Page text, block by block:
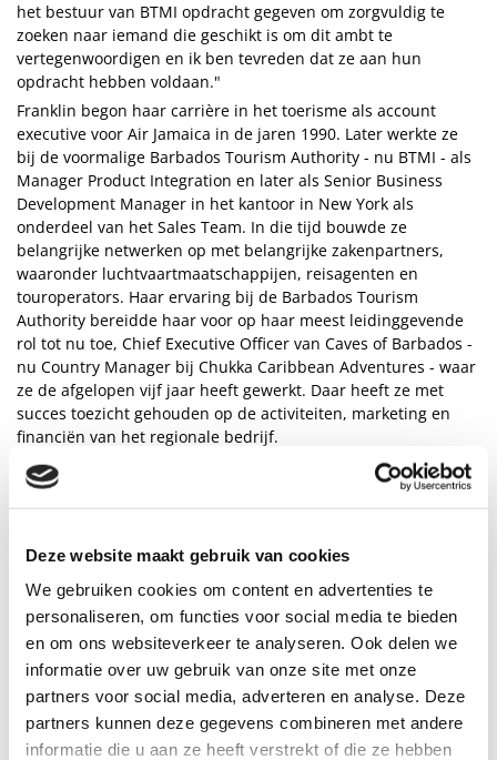
Deze website maakt gebruik van cookies
We gebruiken cookies om content en advertenties te
personaliseren, om functies voor social media te bieden
en om ons websiteverkeer te analyseren. Ook delen we
informatie over uw gebruik van onze site met onze
partners voor social media, adverteren en analyse. Deze
partners kunnen deze gegevens combineren met andere
informatie die u aan ze heeft verstrekt of die ze hebben
het bestuur van BTMI opdracht gegeven om zorgvuldig te
zoeken naar iemand die geschikt is om dit ambt te
vertegenwoordigen en ik ben tevreden dat ze aan hun
opdracht hebben voldaan."
Franklin begon haar carrière in het toerisme als account
executive voor Air Jamaica in de jaren 1990. Later werkte ze
bij de voormalige Barbados Tourism Authority - nu BTMI - als
Manager Product Integration en later als Senior Business
Development Manager in het kantoor in New York als
onderdeel van het Sales Team. In die tijd bouwde ze
belangrijke netwerken op met belangrijke zakenpartners,
waaronder luchtvaartmaatschappijen, reisagenten en
touroperators. Haar ervaring bij de Barbados Tourism
Authority bereidde haar voor op haar meest leidinggevende
rol tot nu toe, Chief Executive Officer van Caves of Barbados -
nu Country Manager bij Chukka Caribbean Adventures - waar
ze de afgelopen vijf jaar heeft gewerkt. Daar heeft ze met
succes toezicht gehouden op de activiteiten, marketing en
financiën van het regionale bedrijf.
Aanstelling nieuwe Chief Operating Officer (COO)
De minister kondigde verder de benoeming aan van mevrouw
stroomlijnen van de activiteiten van BTMI is de Raad van
Bestuur ook overeengekomen dat de nieuwe CEO zal worden
ondersteund door een Chief Operations Officer (COO),
mevrouw Cheryl Carter, die de operationele functies van de
organisatie zal beheren om het stroomlijnen van
vaardigheden en kernfuncties te vergemakkelijken, zodat de
CEO zich kan richten op de strategische richting van de
nieuwe entiteit. De COO zal ook verantwoordelijk zijn voor de
prestaties van alle externe markten.